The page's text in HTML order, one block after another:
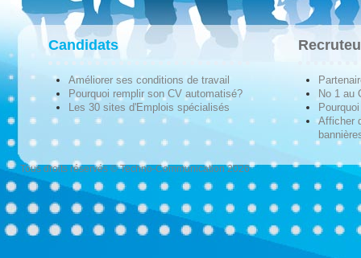
Candidats
Améliorer ses conditions de travail
Pourquoi remplir son CV automatisé?
Les 30 sites d'Emplois spécialisés
No 1 au
Afficher
Tous droits réservés © Techno-Communication 2026